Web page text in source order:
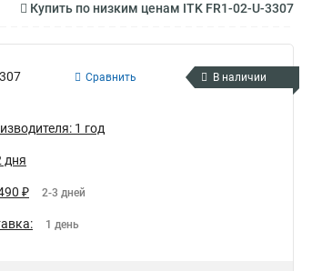
Купить по низким ценам ITK FR1-02-U-3307
Сравнить В наличии
1 год
дня
₽ 2-3 дней
1 день